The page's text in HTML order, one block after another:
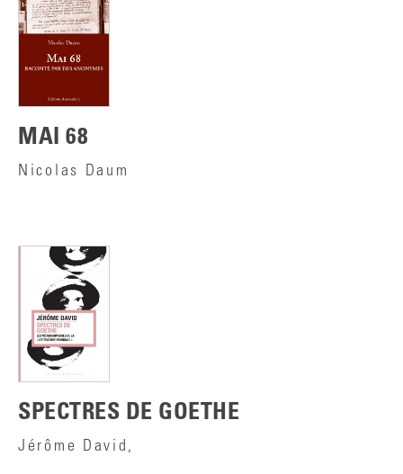
MAI 68
Nicolas Daum
SPECTRES DE GOETHE
Jérôme David,